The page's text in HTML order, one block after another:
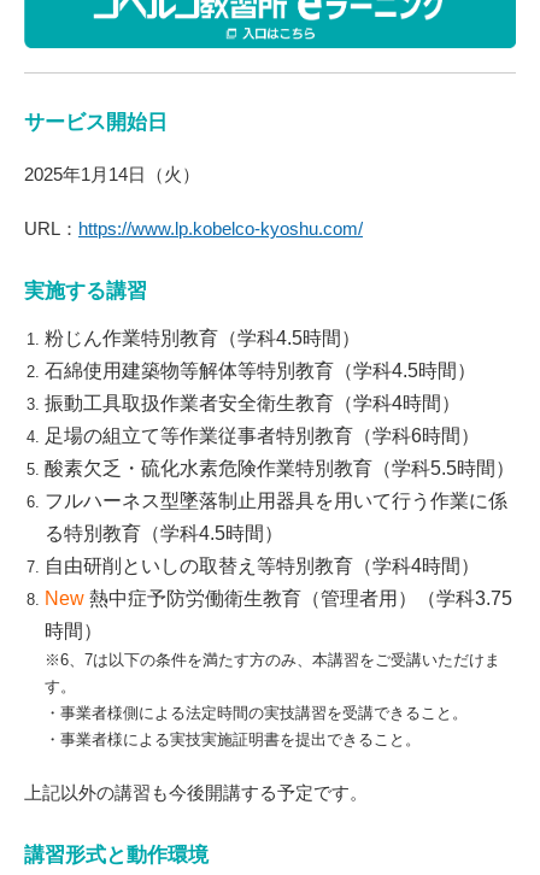
サービス開始日
2025年1月14日（火）
URL： https://www.lp.kobelco-kyoshu.com/
実施する講習
粉じん作業特別教育（学科4.5時間）
石綿使用建築物等解体等特別教育（学科4.5時間）
振動工具取扱作業者安全衛生教育（学科4時間）
足場の組立て等作業従事者特別教育（学科6時間）
酸素欠乏・硫化水素危険作業特別教育（学科5.5時間）
フルハーネス型墜落制止用器具を用いて行う作業に係
る特別教育（学科4.5時間）
自由研削といしの取替え等特別教育（学科4時間）
New熱中症予防労働衛生教育（管理者用）（学科3.75
時間）
※6、7は以下の条件を満たす方のみ、本講習をご受講いただけま
す。
・事業者様側による法定時間の実技講習を受講できること。
・事業者様による実技実施証明書を提出できること。
上記以外の講習も今後開講する予定です。
講習形式と動作環境